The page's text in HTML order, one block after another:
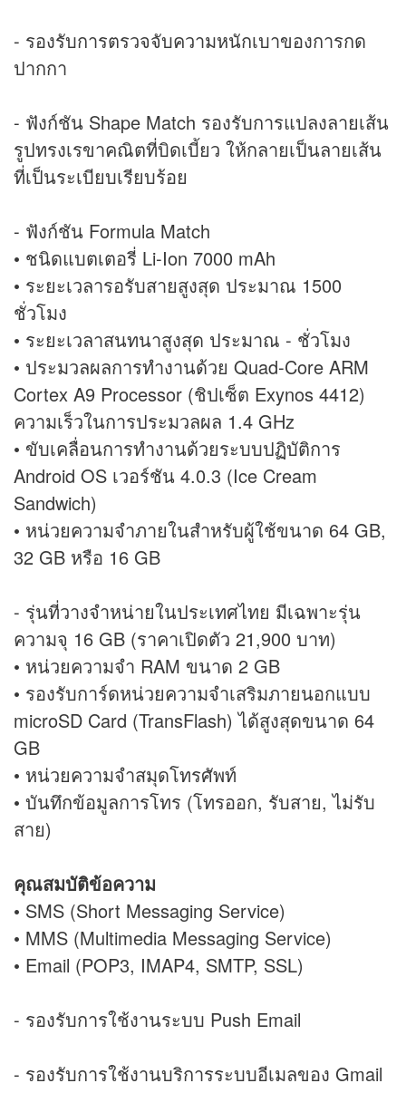
- รองรับการตรวจจับความหนักเบาของการกด
ปากกา
- ฟังก์ชัน Shape Match รองรับการแปลงลายเส้น
รูปทรงเรขาคณิตที่บิดเบี้ยว ให้กลายเป็นลายเส้น
ที่เป็นระเบียบเรียบร้อย
- ฟังก์ชัน Formula Match
• ชนิดแบตเตอรี่ Li-Ion 7000 mAh
• ระยะเวลารอรับสายสูงสุด ประมาณ 1500
ชั่วโมง
• ระยะเวลาสนทนาสูงสุด ประมาณ - ชั่วโมง
• ประมวลผลการทำงานด้วย Quad-Core ARM
Cortex A9 Processor (ชิปเซ็ต Exynos 4412)
ความเร็วในการประมวลผล 1.4 GHz
• ขับเคลื่อนการทำงานด้วยระบบปฏิบัติการ
Android OS เวอร์ชัน 4.0.3 (Ice Cream
Sandwich)
• หน่วยความจำภายในสำหรับผู้ใช้ขนาด 64 GB,
32 GB หรือ 16 GB
- รุ่นที่วางจำหน่ายในประเทศไทย มีเฉพาะรุ่น
ความจุ 16 GB (ราคาเปิดตัว 21,900 บาท)
• หน่วยความจำ RAM ขนาด 2 GB
• รองรับการ์ดหน่วยความจำเสริมภายนอกแบบ
microSD Card (TransFlash) ได้สูงสุดขนาด 64
GB
• หน่วยความจำสมุดโทรศัพท์
• บันทึกข้อมูลการโทร (โทรออก, รับสาย, ไม่รับ
สาย)
คุณสมบัติข้อความ
• SMS (Short Messaging Service)
• MMS (Multimedia Messaging Service)
• Email (POP3, IMAP4, SMTP, SSL)
- รองรับการใช้งานระบบ Push Email
- รองรับการใช้งานบริการระบบอีเมลของ Gmail